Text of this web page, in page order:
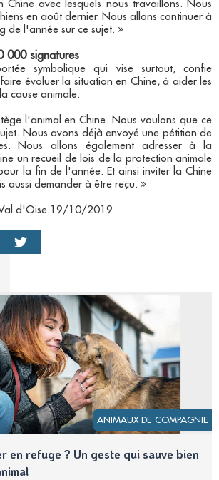
Chine avec lesquels nous travaillons. Nous
en août dernier. Nous allons continuer à
de l'année sur ce sujet. »
000 signatures
symbolique qui vise surtout, confie
évoluer la situation en Chine, à aider les
cause animale.
l'animal en Chine. Nous voulons que ce
Nous avons déjà envoyé une pétition de
Nous allons également adresser à la
un recueil de lois de la protection animale
la fin de l'année. Et ainsi inviter la Chine
aussi demander à être reçu. »
Val d'Oise 19/10/2019
ANIMAUX DE COMPAGNIE
en refuge ? Un geste qui sauve bien